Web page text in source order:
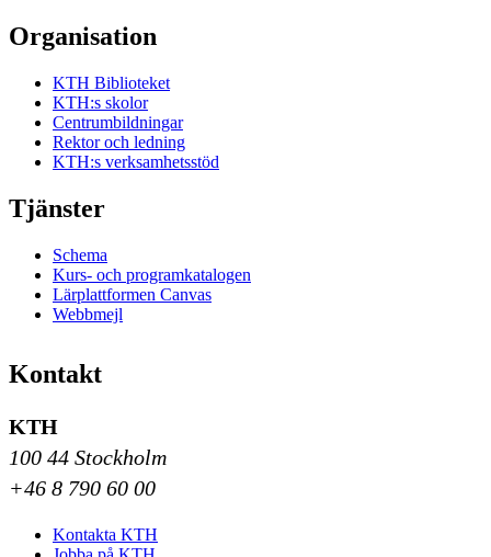
Organisation
KTH Biblioteket
KTH:s skolor
Centrumbildningar
Rektor och ledning
KTH:s verksamhetsstöd
Tjänster
Schema
Kurs- och programkatalogen
Lärplattformen Canvas
Webbmejl
Kontakt
KTH
100 44 Stockholm
+46 8 790 60 00
Kontakta KTH